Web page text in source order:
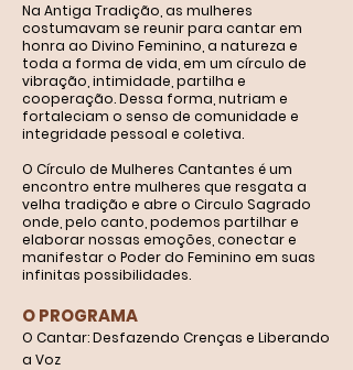
Na Antiga Tradição, as mulheres
costumavam se reunir para cantar em
honra ao Divino Feminino, a natureza e
toda a forma de vida, em um círculo de
vibração, intimidade, partilha e
cooperação. Dessa forma, nutriam e
fortaleciam o senso de comunidade e
integridade pessoal e coletiva.
O Círculo de Mulheres Cantantes é um
encontro entre mulheres que resgata a
velha tradição e abre o Circulo Sagrado
onde, pelo canto, podemos partilhar e
elaborar nossas emoções, conectar e
manifestar o Poder do Feminino em suas
infinitas possibilidades.
O PROGRAMA
O Cantar: Desfazendo Crenças e Liberando
a Voz